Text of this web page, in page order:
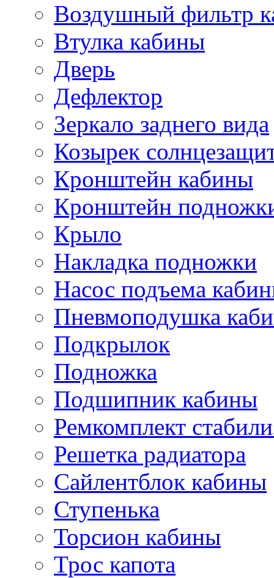
Воздушный фильтр
Втулка кабины
Дверь
Дефлектор
Зеркало заднего вида
Козырек
Кронштейн кабины
Кронштейн
Крыло
Накладка подножки
Насос подъема
Пневмоподушка
Подкрылок
Подножка
Подшипник кабины
Ремкомплект
Решетка радиатора
Сайлентблок кабины
Ступенька
Торсион кабины
Трос капота